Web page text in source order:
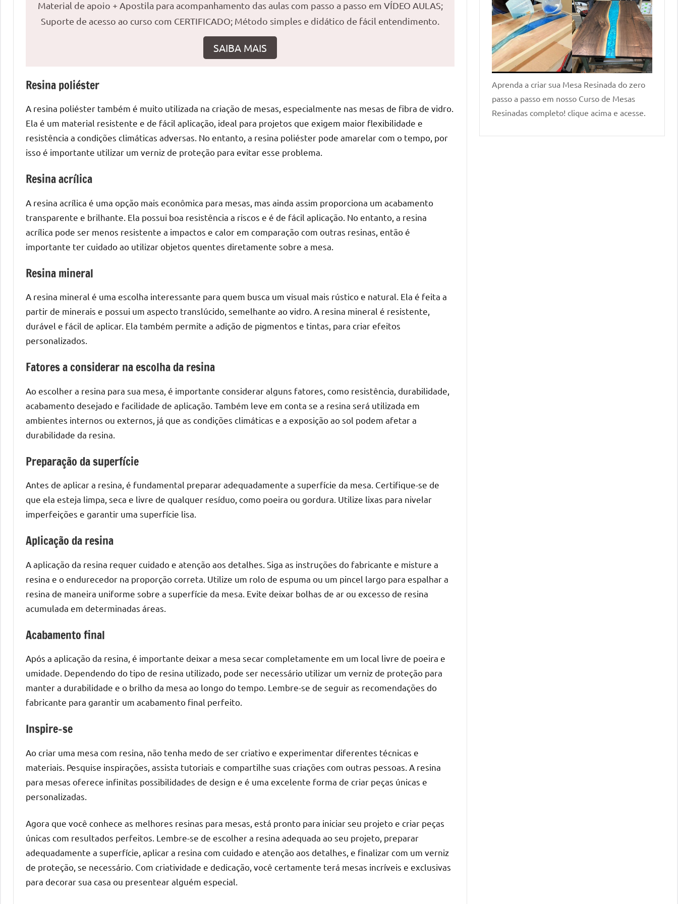
o
transformar
peças
únicas.
Nosso
conteúdo
apresentar
e
mesa
de
resinada
qualidade,
as
populares
River
tampinhas
resinadas.
Material de apoio + Apostila para acompanhamento das aulas com passo a passo em VÍDEO AULAS;
Suporte de acesso ao curso com CERTIFICADO; Método simples e didático de fácil entendimento.
SAIBA MAIS
Resina poliéster
A resina poliéster também é muito utilizada na criação de mesas, especialmente nas mesas de fibra de vidro.
Ela é um material resistente e de fácil aplicação, ideal para projetos que exigem maior flexibilidade e
resistência a condições climáticas adversas. No entanto, a resina poliéster pode amarelar com o tempo, por
isso é importante utilizar um verniz de proteção para evitar esse problema.
Resina acrílica
A resina acrílica é uma opção mais econômica para mesas, mas ainda assim proporciona um acabamento
transparente e brilhante. Ela possui boa resistência a riscos e é de fácil aplicação. No entanto, a resina
acrílica pode ser menos resistente a impactos e calor em comparação com outras resinas, então é
importante ter cuidado ao utilizar objetos quentes diretamente sobre a mesa.
Resina mineral
A resina mineral é uma escolha interessante para quem busca um visual mais rústico e natural. Ela é feita a
partir de minerais e possui um aspecto translúcido, semelhante ao vidro. A resina mineral é resistente,
durável e fácil de aplicar. Ela também permite a adição de pigmentos e tintas, para criar efeitos
personalizados.
Fatores a considerar na escolha da resina
Ao escolher a resina para sua mesa, é importante considerar alguns fatores, como resistência, durabilidade,
acabamento desejado e facilidade de aplicação. Também leve em conta se a resina será utilizada em
ambientes internos ou externos, já que as condições climáticas e a exposição ao sol podem afetar a
durabilidade da resina.
Preparação da superfície
Antes de aplicar a resina, é fundamental preparar adequadamente a superfície da mesa. Certifique-se de
que ela esteja limpa, seca e livre de qualquer resíduo, como poeira ou gordura. Utilize lixas para nivelar
imperfeições e garantir uma superfície lisa.
Aplicação da resina
A aplicação da resina requer cuidado e atenção aos detalhes. Siga as instruções do fabricante e misture a
resina e o endurecedor na proporção correta. Utilize um rolo de espuma ou um pincel largo para espalhar a
resina de maneira uniforme sobre a superfície da mesa. Evite deixar bolhas de ar ou excesso de resina
acumulada em determinadas áreas.
Acabamento final
Após a aplicação da resina, é importante deixar a mesa secar completamente em um local livre de poeira e
umidade. Dependendo do tipo de resina utilizado, pode ser necessário utilizar um verniz de proteção para
manter a durabilidade e o brilho da mesa ao longo do tempo. Lembre-se de seguir as recomendações do
fabricante para garantir um acabamento final perfeito.
Inspire-se
Ao criar uma mesa com resina, não tenha medo de ser criativo e experimentar diferentes técnicas e
materiais. Pesquise inspirações, assista tutoriais e compartilhe suas criações com outras pessoas. A resina
para mesas oferece infinitas possibilidades de design e é uma excelente forma de criar peças únicas e
personalizadas.
Agora que você conhece as melhores resinas para mesas, está pronto para iniciar seu projeto e criar peças
únicas com resultados perfeitos. Lembre-se de escolher a resina adequada ao seu projeto, preparar
adequadamente a superfície, aplicar a resina com cuidado e atenção aos detalhes, e finalizar com um verniz
de proteção, se necessário. Com criatividade e dedicação, você certamente terá mesas incríveis e exclusivas
para decorar sua casa ou presentear alguém especial.
Aprenda a criar sua Mesa Resinada do zero
passo a passo em nosso Curso de Mesas
Resinadas completo! clique acima e acesse.